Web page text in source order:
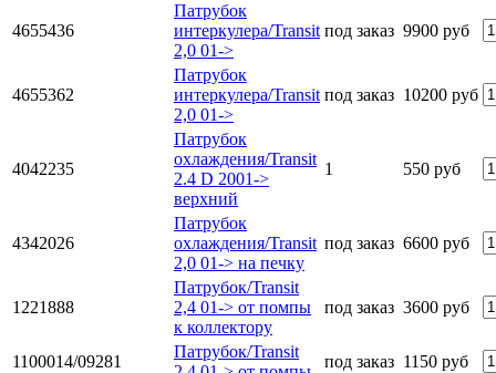
4655436
Патрубок
интеркулера/Transit
2,0 01->
под заказ 9900 руб
4655362
Патрубок
интеркулера/Transit
2,0 01->
под заказ 10200 руб
4042235
Патрубок
охлаждения/Transit
2.4 D 2001->
верхний
1 550 руб
4342026
Патрубок
охлаждения/Transit
2,0 01-> на печку
под заказ 6600 руб
1221888
Патрубок/Transit
2,4 01-> от помпы
к коллектору
под заказ 3600 руб
1100014/09281
Патрубок/Transit
под заказ 1150 руб